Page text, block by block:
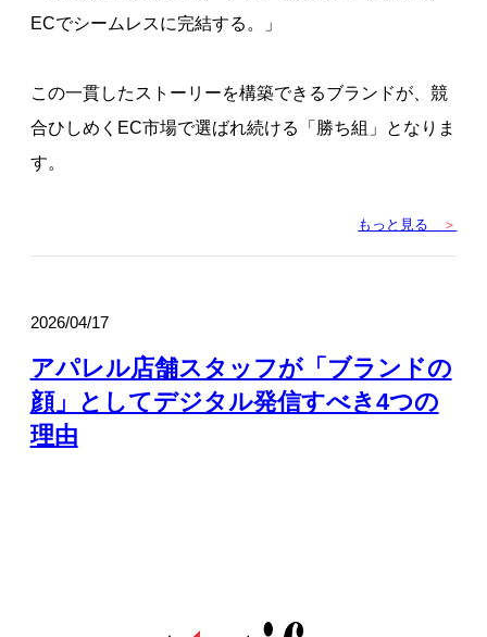
ECでシームレスに完結する。」
この一貫したストーリーを構築できるブランドが、競
合ひしめくEC市場で選ばれ続ける「勝ち組」となりま
す。
もっと見る ＞
2026/04/17
アパレル店舗スタッフが「ブランドの
顔」としてデジタル発信すべき4つの
理由